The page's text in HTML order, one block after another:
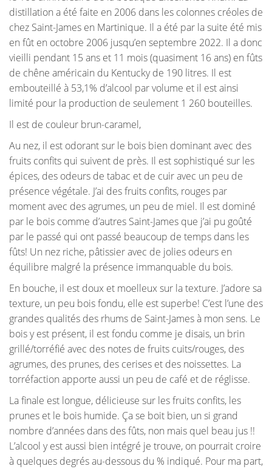
distillation a été faite en 2006 dans les colonnes créoles de
chez Saint-James en Martinique. Il a été par la suite été mis
en fût en octobre 2006 jusqu’en septembre 2022. Il a donc
vieilli pendant 15 ans et 11 mois (quasiment 16 ans) en fûts
de chêne américain du Kentucky de 190 litres. Il est
embouteillé à 53,1% d’alcool par volume et il est ainsi
limité pour la production de seulement 1 260 bouteilles.
Il est de couleur brun-caramel,
Au nez, il est odorant sur le bois bien dominant avec des
fruits confits qui suivent de près. Il est sophistiqué sur les
épices, des odeurs de tabac et de cuir avec un peu de
présence végétale. J’ai des fruits confits, rouges par
moment avec des agrumes, un peu de miel. Il est dominé
par le bois comme d’autres Saint-James que j’ai pu goûté
par le passé qui ont passé beaucoup de temps dans les
fûts! Un nez riche, pâtissier avec de jolies odeurs en
équilibre malgré la présence immanquable du bois.
En bouche, il est doux et moelleux sur la texture. J’adore sa
texture, un peu bois fondu, elle est superbe! C’est l’une des
grandes qualités des rhums de Saint-James à mon sens. Le
bois y est présent, il est fondu comme je disais, un brin
grillé/torréfié avec des notes de fruits cuits/rouges, des
agrumes, des prunes, des cerises et des noissettes. La
torréfaction apporte aussi un peu de café et de réglisse.
La finale est longue, délicieuse sur les fruits confits, les
prunes et le bois humide. Ça se boit bien, un si grand
nombre d’années dans des fûts, non mais quel beau jus !!
L’alcool y est aussi bien intégré je trouve, on pourrait croire
à quelques degrés au-dessous du % indiqué. Pour ma part,